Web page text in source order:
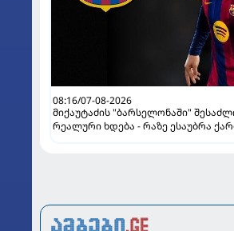
08:16/07-08-2026
მიქაუტაძის "ბარსელონაში"
რეალური ხდება - რაზე ესაუბრა